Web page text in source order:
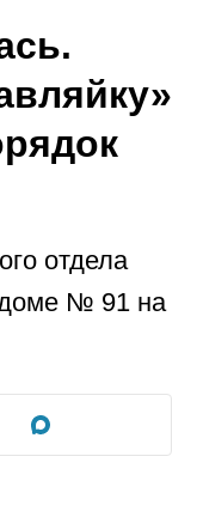
отдела
№ 91 на